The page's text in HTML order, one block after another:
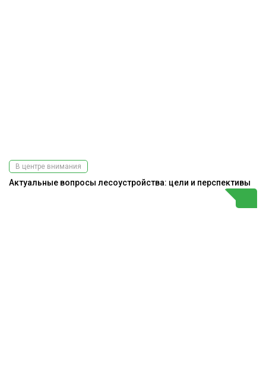
В центре внимания
Актуальные вопросы лесоустройства: цели и перспективы